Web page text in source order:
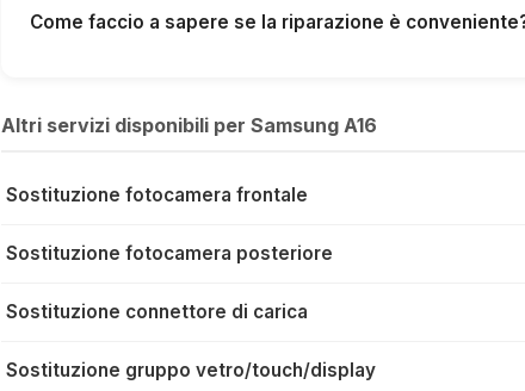
Come faccio a sapere se la riparazione è
Altri servizi disponibili per Samsung A16
Sostituzione fotocamera frontale
Sostituzione fotocamera posteriore
Sostituzione connettore di carica
Sostituzione gruppo vetro/touch/display